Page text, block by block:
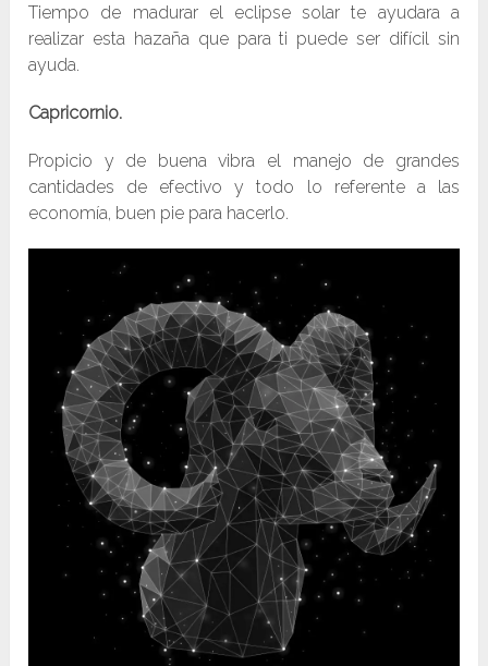
Tiempo de madurar el eclipse solar te ayudara a
realizar esta hazaña que para ti puede ser difícil sin
ayuda.
Capricornio.
Propicio y de buena vibra el manejo de grandes
cantidades de efectivo y todo lo referente a las
economía, buen pie para hacerlo.